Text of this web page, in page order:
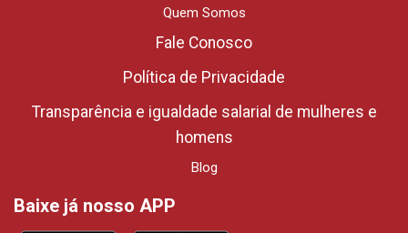
Quem Somos
Fale Conosco
Política de Privacidade
Transparência e igualdade salarial de mulheres e
homens
Blog
Baixe já nosso APP